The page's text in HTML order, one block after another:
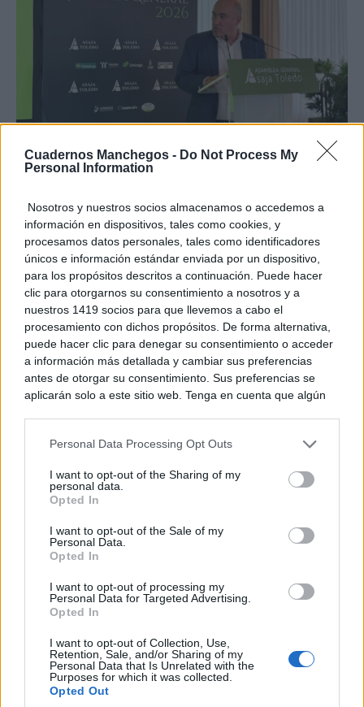
Cuadernos Manchegos - Do Not Process My
Personal Information
Nosotros y nuestros socios almacenamos o accedemos a
información en dispositivos, tales como cookies, y
procesamos datos personales, tales como identificadores
únicos e información estándar enviada por un dispositivo,
para los propósitos descritos a continuación. Puede hacer
clic para otorgarnos su consentimiento a nosotros y a
nuestros 1419 socios para que llevemos a cabo el
procesamiento con dichos propósitos. De forma alternativa,
puede hacer clic para denegar su consentimiento o acceder
a información más detallada y cambiar sus preferencias
antes de otorgar su consentimiento. Sus preferencias se
aplicarán solo a este sitio web. Tenga en cuenta que algún
rechazar tal procesamiento. Puede cambiar sus preferencias
a este sitio y haciendo clic en el botón "Privacidad" en la
parte inferior de la página web.
Please note that this website/app uses one or more Google
services and may gather and store information including but
not limited to your visit or usage behaviour. You may click to
use your data for below specified purposes in below Google
consent section.
Personal Data Processing Opt Outs
I want to opt-out of the Sharing of my
personal data.
Opted In
I want to opt-out of the Sale of my
Personal Data.
Opted In
I want to opt-out of processing my
Personal Data for Targeted Advertising.
Opted In
I want to opt-out of Collection, Use,
Retention, Sale, and/or Sharing of my
Personal Data that Is Unrelated with the
Purposes for which it was collected.
Opted Out
TE RECOMENDAMOS